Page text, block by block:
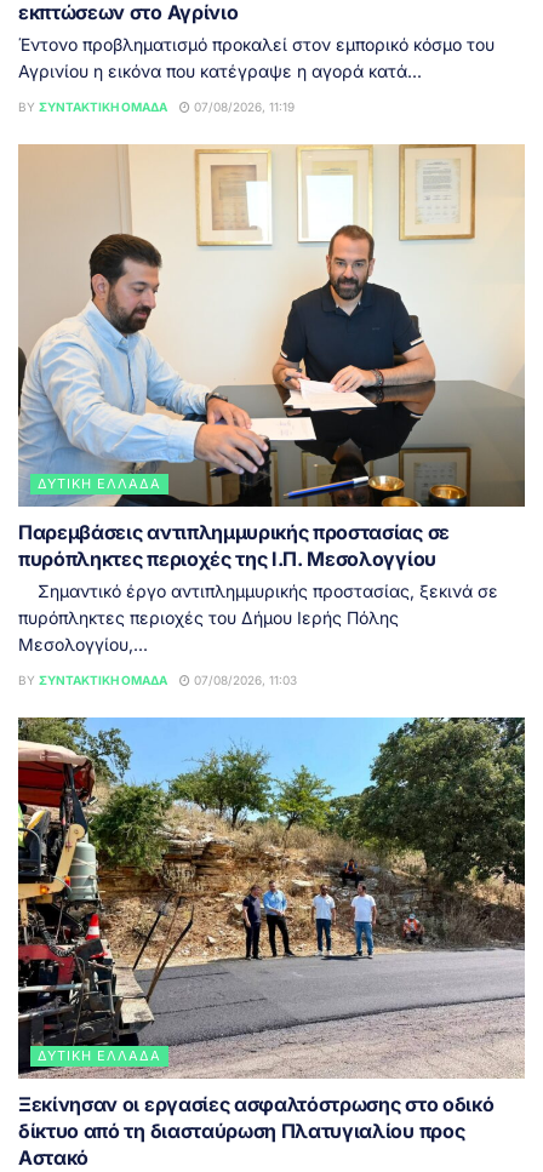
εκπτώσεων στο Αγρίνιο
Έντονο προβληματισμό προκαλεί στον εμπορικό κόσμο του
Αγρινίου η εικόνα που κατέγραψε η αγορά κατά...
BY ΣΥΝΤΑΚΤΙΚΉ ΟΜΆΔΑ 07/08/2026, 11:19
ΔΥΤΙΚΉ ΕΛΛΆΔΑ
Παρεμβάσεις αντιπλημμυρικής προστασίας σε
πυρόπληκτες περιοχές της Ι.Π. Μεσολογγίου
Σημαντικό έργο αντιπλημμυρικής προστασίας, ξεκινά σε
πυρόπληκτες περιοχές του Δήμου Ιερής Πόλης
Μεσολογγίου,...
BY ΣΥΝΤΑΚΤΙΚΉ ΟΜΆΔΑ 07/08/2026, 11:03
ΔΥΤΙΚΉ ΕΛΛΆΔΑ
Ξεκίνησαν οι εργασίες ασφαλτόστρωσης στο οδικό
δίκτυο από τη διασταύρωση Πλατυγιαλίου προς
Αστακό